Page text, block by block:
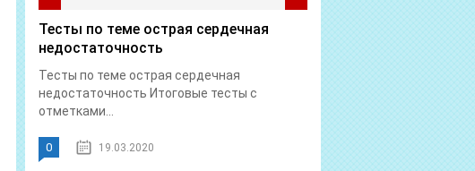
Тесты по теме острая сердечная
недостаточность
Тесты по теме острая сердечная
недостаточность Итоговые тесты с
отметками...
0 19.03.2020